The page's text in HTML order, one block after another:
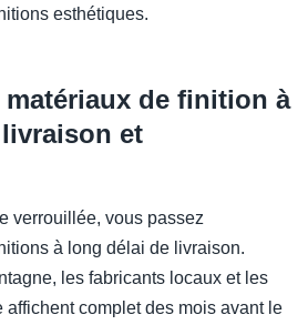
esthétiques.
matériaux de finition à
et
verrouillée, vous passez
à long délai de livraison.
les fabricants locaux et les
complet des mois avant le